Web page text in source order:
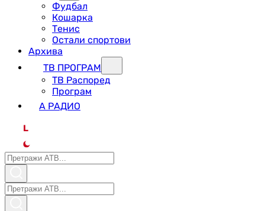
Фудбал
Кошарка
Тенис
Остали спортови
Архива
ТВ ПРОГРАМ
ТВ Распоред
Програм
А РАДИО
L